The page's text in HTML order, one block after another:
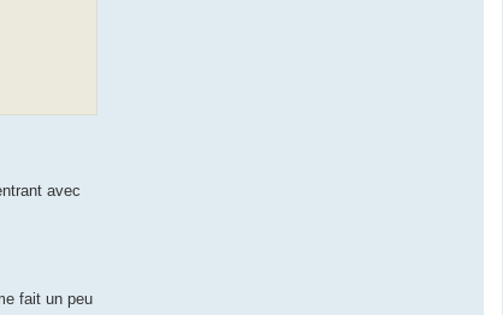
avec
fait un peu